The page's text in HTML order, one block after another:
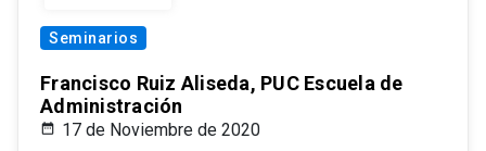
Seminarios
Francisco Ruiz Aliseda, PUC Escuela de
Administración
17 de Noviembre de 2020